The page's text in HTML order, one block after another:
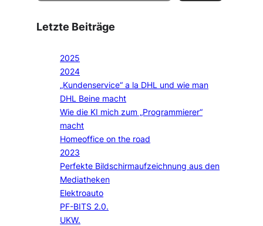
Letzte Beiträge
2025
2024
„Kundenservice“ a la DHL und wie man
DHL Beine macht
Wie die KI mich zum „Programmierer“
macht
Homeoffice on the road
2023
Perfekte Bildschirmaufzeichnung aus den
Mediatheken
Elektroauto
PF-BITS 2.0.
UKW.